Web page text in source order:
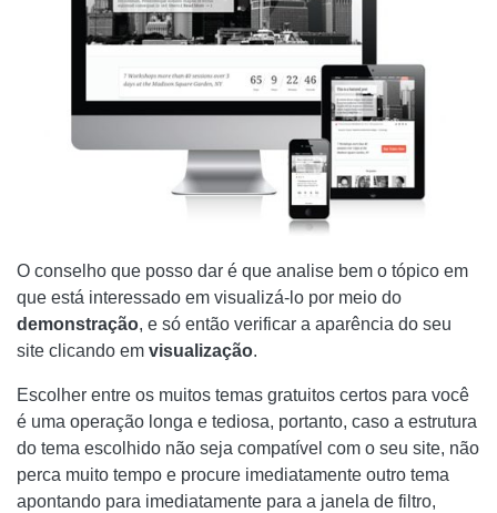
O conselho que posso dar é que analise bem o tópico em
que está interessado em visualizá-lo por meio do
demonstração, e só então verificar a aparência do seu
site clicando em visualização.
Escolher entre os muitos temas gratuitos certos para você
é uma operação longa e tediosa, portanto, caso a estrutura
do tema escolhido não seja compatível com o seu site, não
perca muito tempo e procure imediatamente outro tema
apontando para imediatamente para a janela de filtro,